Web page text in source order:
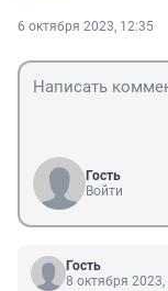
6 октября 2023, 12:35
Гость
Войти
Гость
8 октября 2023,